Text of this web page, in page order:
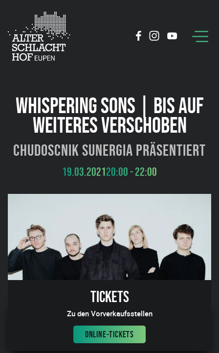
WHISPERING SONS | BIS AUF
WEITERES VERSCHOBEN
Chudoscnik Sunergia präsentiert
19.03.202120:00 - 22:00
Tickets
Zu den Vorverkaufsstellen
ONLINE-TICKETS